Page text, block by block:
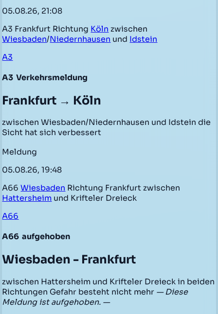
05.08.26, 21:08
A3 Frankfurt Richtung Köln zwischen
Wiesbaden/Niedernhausen und Idstein
A3
A3 Verkehrsmeldung
Frankfurt → Köln
zwischen Wiesbaden/Niedernhausen und Idstein die
Sicht hat sich verbessert
Meldung
05.08.26, 19:48
A66Wiesbaden Richtung Frankfurt zwischen
Hattersheim und Krifteler Dreieck
A66
A66 aufgehoben
Wiesbaden - Frankfurt
zwischen Hattersheim und Krifteler Dreieck in beiden
Richtungen Gefahr besteht nicht mehr — Diese
Meldung ist aufgehoben. —